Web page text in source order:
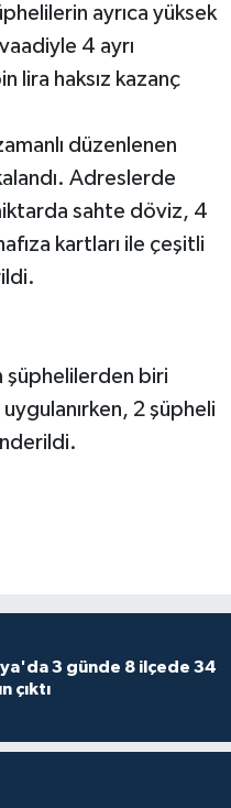
ayrıca yüksek
4 ayrı
lira haksız kazanç
düzenlenen
Adreslerde
sahte döviz, 4
kartları ile çeşitli
şüphelilerden biri
2 şüpheli
3 günde 8 ilçede 34
çıktı